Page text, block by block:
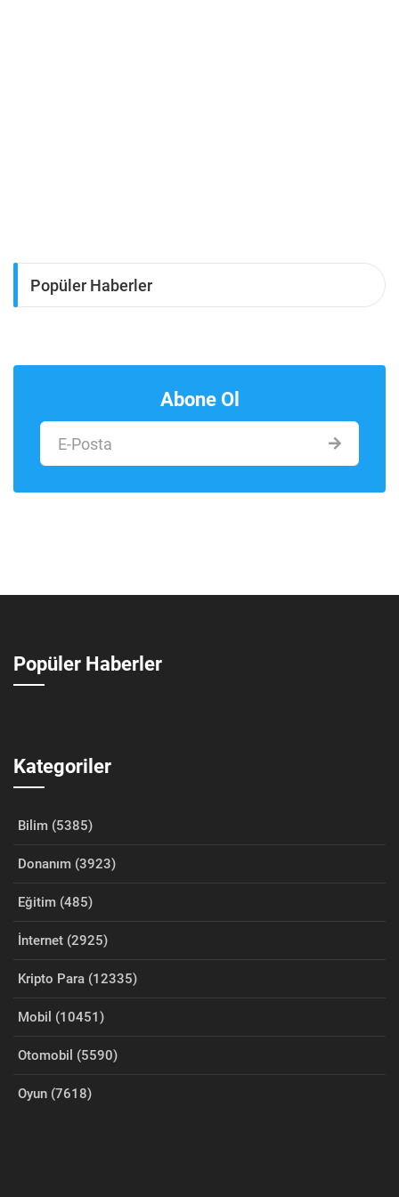
Popüler Haberler
Abone Ol
Popüler Haberler
Kategoriler
Bilim (5385)
Donanım (3923)
Eğitim (485)
İnternet (2925)
Kripto Para (12335)
Mobil (10451)
Otomobil (5590)
Oyun (7618)